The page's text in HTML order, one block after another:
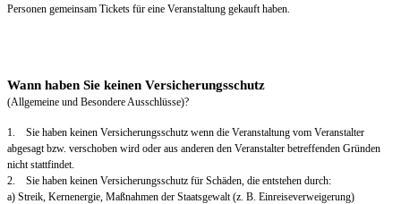
Personen gemeinsam Tickets für eine Veranstaltung gekauft haben.
Wann haben Sie keinen Versicherungsschutz
(Allgemeine und Besondere Ausschlüsse)?
1. Sie haben keinen Versicherungsschutz wenn die Veranstaltung vom Veranstalter
abgesagt bzw. verschoben wird oder aus anderen den Veranstalter betreffenden Gründen
nicht stattfindet.
2. Sie haben keinen Versicherungsschutz für Schäden, die entstehen durch:
a) Streik, Kernenergie, Maßnahmen der Staatsgewalt (z. B. Einreiseverweigerung)